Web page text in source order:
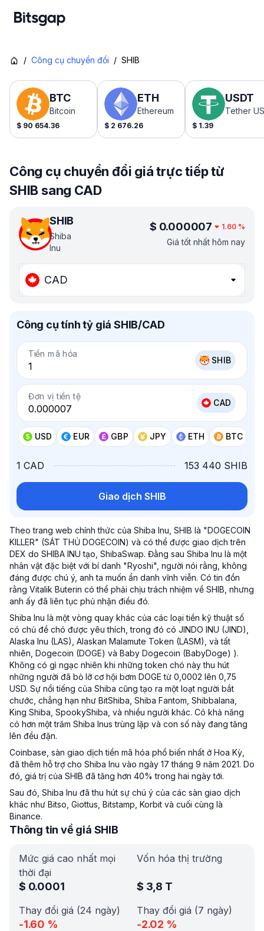
/ Công cụ chuyển đổi / SHIB
BTC
Bitcoin
$ 90 654.36
ETH
Ethereum
$ 2 676.26
USDT
Tether
$ 1.39
Công cụ chuyển đổi giá trực tiếp từ
SHIB sang CAD
SHIB
Shiba
Inu
$ 0.000007 1.60 %
Giá tốt nhất hôm nay
CAD
Công cụ tính tỷ giá SHIB/CAD
Tiền mã hóa
SHIB
Đơn vị tiền tệ
CAD
USD EUR GBP JPY ETH BTC
1 CAD 153 440 SHIB
Giao dịch SHIB
Theo trang web chính thức của Shiba Inu, SHIB là "DOGECOIN
KILLER" (SÁT THỦ DOGECOIN) và có thể được giao dịch trên
DEX do SHIBA INU tạo, ShibaSwap. Đằng sau Shiba Inu là một
nhân vật đặc biệt với bí danh "Ryoshi", người nói rằng, không
đáng được chú ý, anh ta muốn ẩn danh vĩnh viễn. Có tin đồn
rằng Vitalik Buterin có thể phải chịu trách nhiệm về SHIB, nhưng
anh ấy đã liên tục phủ nhận điều đó.
Shiba Inu là một vòng quay khác của các loại tiền kỹ thuật số
có chủ đề chó được yêu thích, trong đó có JINDO INU (JIND),
Alaska Inu (LAS), Alaskan Malamute Token (LASM), và tất
nhiên, Dogecoin (DOGE) và Baby Dogecoin (BabyDoge) ).
Không có gì ngạc nhiên khi những token chó này thu hút
những người đã bỏ lỡ cơ hội bơm DOGE từ 0,0002 lên 0,75
USD. Sự nổi tiếng của Shiba cũng tạo ra một loạt người bắt
chước, chẳng hạn như BitShiba, Shiba Fantom, Shibbalana,
King Shiba, SpookyShiba, và nhiều người khác. Có khả năng
có hơn một trăm Shiba Inus trùng lặp và con số này đang tăng
lên đều đặn.
Coinbase, sàn giao dịch tiền mã hóa phổ biến nhất ở Hoa Kỳ,
đã thêm hỗ trợ cho Shiba Inu vào ngày 17 tháng 9 năm 2021. Do
đó, giá trị của SHIB đã tăng hơn 40% trong hai ngày tới.
Sau đó, Shiba Inu đã thu hút sự chú ý của các sàn giao dịch
khác như Bitso, Giottus, Bitstamp, Korbit và cuối cùng là
Binance.
Thông tin về giá SHIB
Mức giá cao nhất mọi
thời đại
$ 0.0001
Vốn hóa thị trường
$ 3,8 T
Thay đổi giá (24 ngày)
-1.60 %
Thay đổi giá (7 ngày)
-2.02 %